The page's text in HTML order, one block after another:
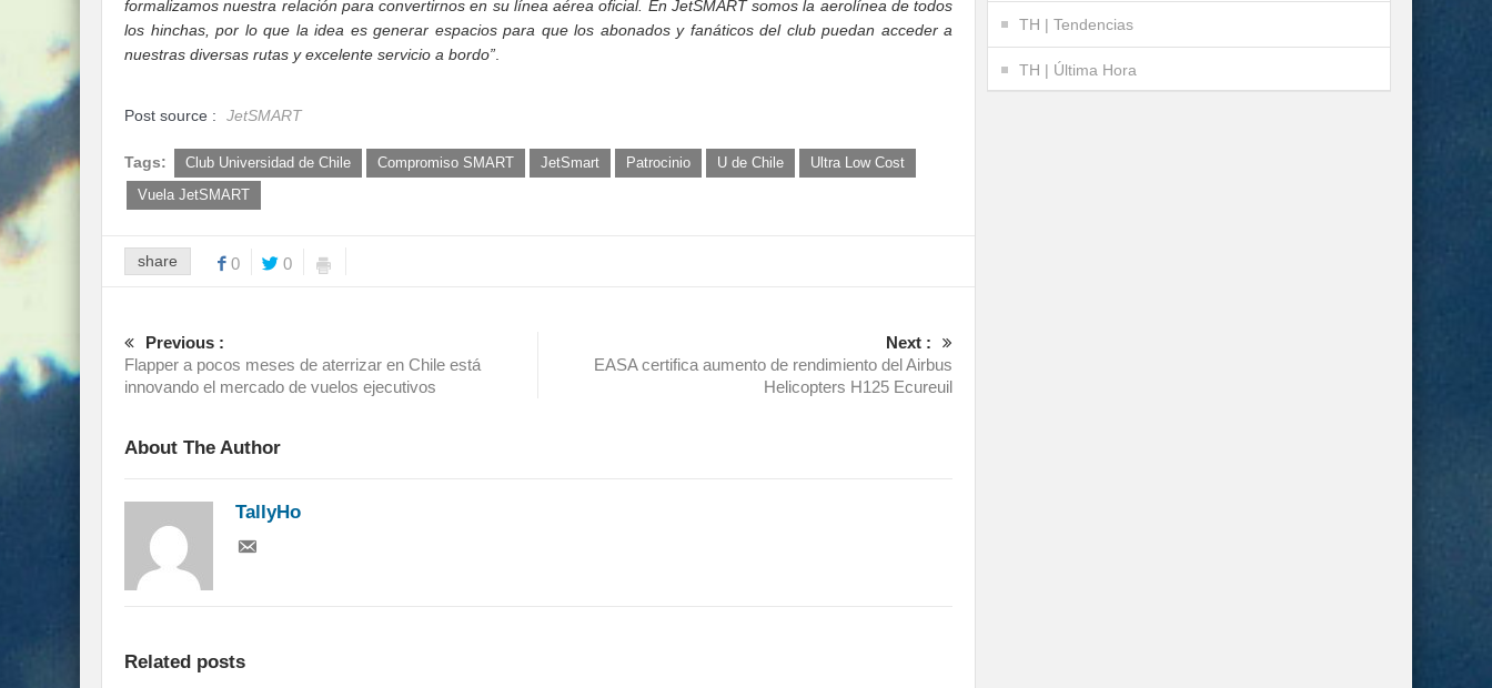
formalizamos nuestra relación para convertirnos en su línea aérea oficial. En JetSMART somos la aerolínea de todos
los hinchas, por lo que la idea es generar espacios para que los abonados y fanáticos del club puedan acceder a
nuestras diversas rutas y excelente servicio a bordo”.
Post source : JetSMART
Tags: Club Universidad de Chile Compromiso SMART JetSmart Patrocinio U de Chile
Ultra Low Cost
Vuela JetSMART
share 0 0
Previous :
Flapper a pocos meses de aterrizar en Chile está
innovando el mercado de vuelos ejecutivos
Next :
EASA certifica aumento de rendimiento del Airbus
Helicopters H125 Ecureuil
About The Author
TallyHo
Related posts
TH | Tendencias
TH | Última Hora